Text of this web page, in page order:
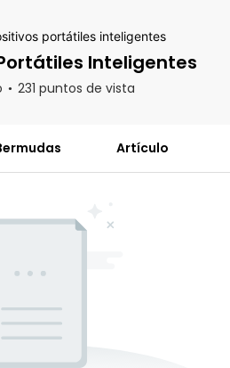
portátiles inteligentes
Inteligentes
231 puntos de vista
Artículo